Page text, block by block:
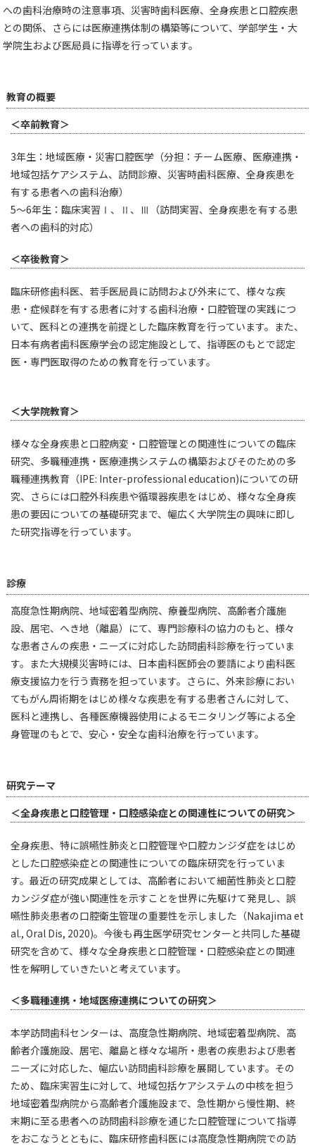
への歯科治療時の注意事項、災害時歯科医療、全身疾患と口腔疾患
との関係、さらには医療連携体制の構築等について、学部学生・大
学院生および医局員に指導を行っています。
教育の概要
＜卒前教育＞
3年生：地域医療・災害口腔医学（分担：チーム医療、医療連携・
地域包括ケアシステム、訪問診療、災害時歯科医療、全身疾患を
有する患者への歯科治療）
5〜6年生：臨床実習Ⅰ、Ⅱ、Ⅲ（訪問実習、全身疾患を有する患
者への歯科的対応）
＜卒後教育＞
臨床研修歯科医、若手医局員に訪問および外来にて、様々な疾
患・症候群を有する患者に対する歯科治療・口腔管理の実践につ
いて、医科との連携を前提とした臨床教育を行っています。また、
日本有病者歯科医療学会の認定施設として、指導医のもとで認定
医・専門医取得のための教育を行っています。
＜大学院教育＞
様々な全身疾患と口腔病変・口腔管理との関連性についての臨床
研究、多職種連携・医療連携システムの構築およびそのための多
職種連携教育（IPE: Inter-professional education)についての研
究、さらには口腔外科疾患や循環器疾患をはじめ、様々な全身疾
患の要因についての基礎研究まで、幅広く大学院生の興味に即し
た研究指導を行っています。
診療
高度急性期病院、地域密着型病院、療養型病院、高齢者介護施
設、居宅、へき地（離島）にて、専門診療科の協力のもと、様々
な患者さんの疾患・ニーズに対応した訪問歯科診療を行っていま
す。また大規模災害時には、日本歯科医師会の要請により歯科医
療支援協力を行う責務を担っています。さらに、外来診療におい
てもがん周術期をはじめ様々な疾患を有する患者さんに対して、
医科と連携し、各種医療機器使用によるモニタリング等による全
身管理のもとで、安心・安全な歯科治療を行っています。
研究テーマ
＜全身疾患と口腔管理・口腔感染症との関連性についての研究＞
全身疾患、特に誤嚥性肺炎と口腔管理や口腔カンジダ症をはじめ
とした口腔感染症との関連性についての臨床研究を行っていま
す。最近の研究成果としては、高齢者において細菌性肺炎と口腔
カンジダ症が強い関連性を示すことを世界に先駆けて発見し、誤
嚥性肺炎患者の口腔衛生管理の重要性を示しました（Nakajima et
al., Oral Dis, 2020)。今後も再生医学研究センターと共同した基礎
研究を含めて、様々な全身疾患と口腔管理・口腔感染症との関連
性を解明していきたいと考えています。
＜多職種連携・地域医療連携についての研究＞
本学訪問歯科センターは、高度急性期病院、地域密着型病院、高
齢者介護施設、居宅、離島と様々な場所・患者の疾患および患者
ニーズに対応した、幅広い訪問歯科診療を展開しています。その
ため、臨床実習生に対して、地域包括ケアシステムの中核を担う
地域密着型病院から高齢者介護施設まで、急性期から慢性期、終
末期に至る患者への訪問歯科診療を通じた口腔管理について指導
をおこなうとともに、臨床研修歯科医には高度急性期病院での訪